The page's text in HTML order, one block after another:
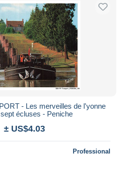
- Les merveilles de l'yonne
écluses - Peniche
± US$4.03
Professional